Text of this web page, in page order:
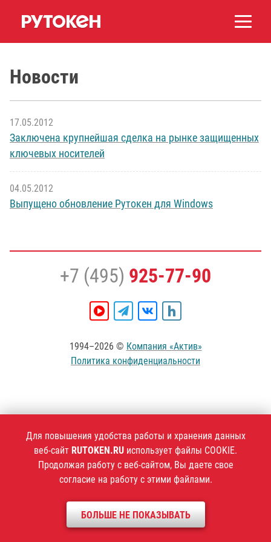
Новости
17.05.2012
Заключена крупнейшая сделка на рынке защищенных
ключевых носителей
04.05.2012
Выпущено обновление Рутокен для Windows
+7 (495) 925-77-90
1994–2026 © Компания «Актив»
Политика конфиденциальности
Для повышения удобства работы и хранения данных
веб-сайт RUTOKEN.RU использует файлы COOKIE.
Продолжая работу с веб-сайтом, Вы даете свое
согласие на работу с этими файлами.
БОЛЬШЕ НЕ ПОКАЗЫВАТЬ